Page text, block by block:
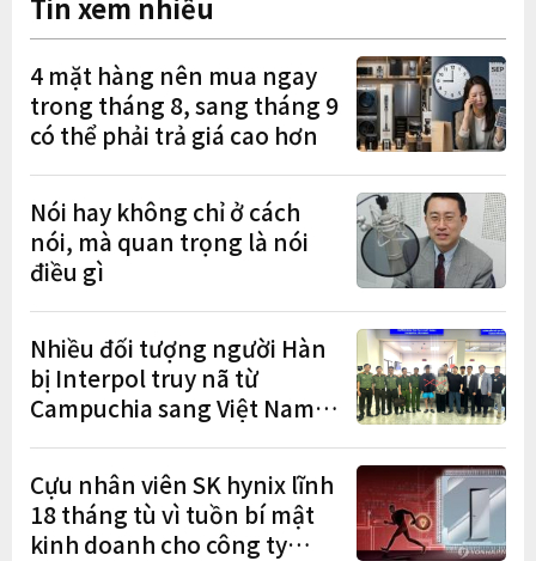
4 mặt hàng nên mua ngay
trong tháng 8, sang tháng 9
có thể phải trả giá cao hơn
Nói hay không chỉ ở cách
nói, mà quan trọng là nói
điều gì
Nhiều đối tượng người Hàn
bị Interpol truy nã từ
Campuchia sang Việt Nam
Cựu nhân viên SK hynix lĩnh
18 tháng tù vì tuồn bí mật
kinh doanh cho công ty